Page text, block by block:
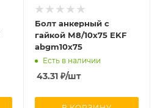
Болт анкерный с
гайкой М8/10х75 EKF
abgm10x75
Есть в наличии
43.31₽/шт